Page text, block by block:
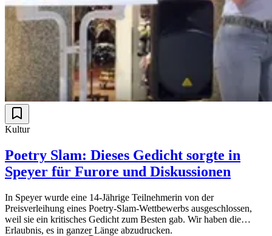
Kultur
Poetry Slam: Dieses Gedicht sorgte in
Speyer für Furore und Diskussionen
In Speyer wurde eine 14-Jährige Teilnehmerin von der
Preisverleihung eines Poetry-Slam-Wettbewerbs ausgeschlossen,
weil sie ein kritisches Gedicht zum Besten gab. Wir haben die
Erlaubnis, es in ganzer Länge abzudrucken.